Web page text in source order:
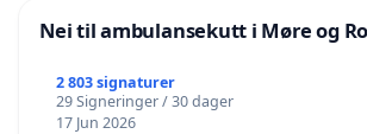
Nei til ambulansekutt i Møre og
2 803 signaturer
29 Signeringer / 30 dager
17 Jun 2026